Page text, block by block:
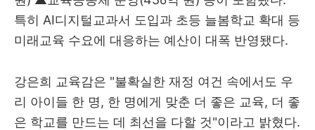
특히 AI디지털교과서 도입과 초등 늘봄학교 확대 등
미래교육 수요에 대응하는 예산이 대폭 반영됐다.
강은희 교육감은 "불확실한 재정 여건 속에서도 우
리 아이들 한 명, 한 명에게 맞춘 더 좋은 교육, 더 좋
은 학교를 만드는 데 최선을 다할 것"이라고 밝혔다.